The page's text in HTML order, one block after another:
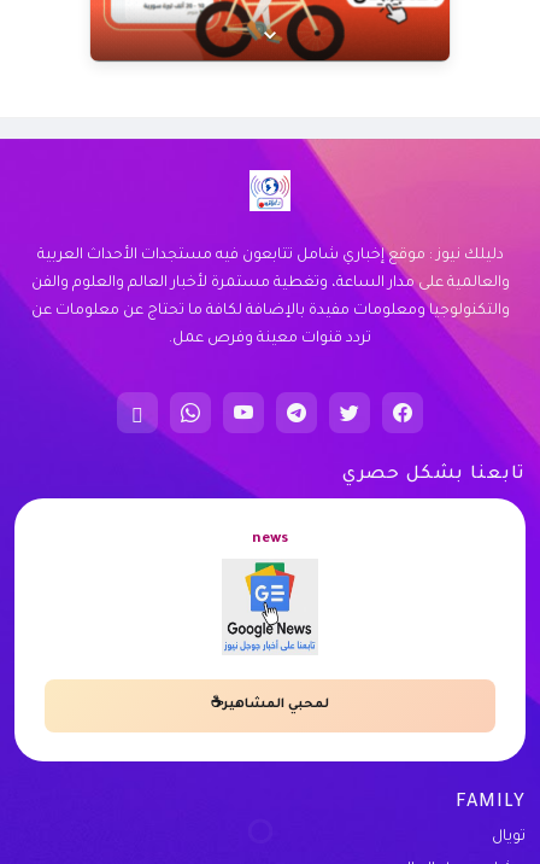
زيارة الموقع
دليلك نيوز : موقع إخباري شامل تتابعون فيه مستجدات الأحداث العربية
والعالمية على مدار الساعة، وتغطية مستمرة لأخبار العالم والعلوم والفن
والتكنولوجيا ومعلومات مفيدة بالإضافة لكافة ما تحتاج عن معلومات عن
تردد قنوات معينة وفرص عمل.
تابعنا بشكل حصري
news
لمحبي المشاهير☕
FAMILY
تويال